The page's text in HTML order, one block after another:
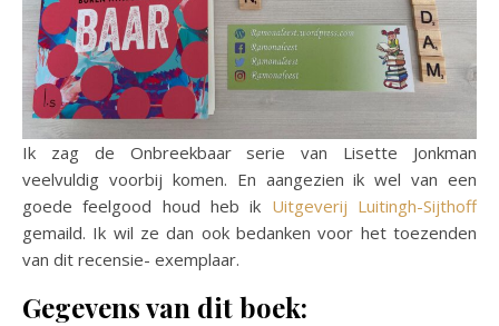
Ik zag de Onbreekbaar serie van Lisette Jonkman
veelvuldig voorbij komen. En aangezien ik wel van een
goede feelgood houd heb ik Uitgeverij Luitingh-Sijthoff
gemaild. Ik wil ze dan ook bedanken voor het toezenden
van dit recensie- exemplaar.
Gegevens van dit boek: